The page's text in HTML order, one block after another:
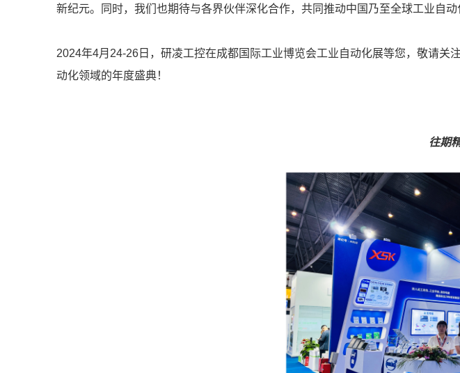
新纪元。同时，我们也期待与各界伙伴深化合作，共同推动中国乃至全球工业自动
2024年4月24-26日，研凌工控在成都国际工业博览会工业自动化展等您，敬请
动化领域的年度盛典！
往期